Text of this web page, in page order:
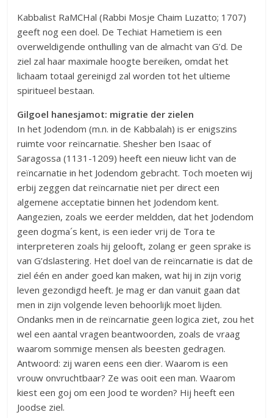
Kabbalist RaMCHal (Rabbi Mosje Chaim Luzatto; 1707)
geeft nog een doel. De Techiat Hametiem is een
overweldigende onthulling van de almacht van G’d. De
ziel zal haar maximale hoogte bereiken, omdat het
lichaam totaal gereinigd zal worden tot het ultieme
spiritueel bestaan.
Gilgoel hanesjamot: migratie der zielen
In het Jodendom (m.n. in de Kabbalah) is er enigszins
ruimte voor reïncarnatie. Shesher ben Isaac of
Saragossa (1131-1209) heeft een nieuw licht van de
reïncarnatie in het Jodendom gebracht. Toch moeten wij
erbij zeggen dat reïncarnatie niet per direct een
algemene acceptatie binnen het Jodendom kent.
Aangezien, zoals we eerder meldden, dat het Jodendom
geen dogma´s kent, is een ieder vrij de Tora te
interpreteren zoals hij gelooft, zolang er geen sprake is
van G’dslastering. Het doel van de reïncarnatie is dat de
ziel één en ander goed kan maken, wat hij in zijn vorig
leven gezondigd heeft. Je mag er dan vanuit gaan dat
men in zijn volgende leven behoorlijk moet lijden.
Ondanks men in de reïncarnatie geen logica ziet, zou het
wel een aantal vragen beantwoorden, zoals de vraag
waarom sommige mensen als beesten gedragen.
Antwoord: zij waren eens een dier. Waarom is een
vrouw onvruchtbaar? Ze was ooit een man. Waarom
kiest een goj om een Jood te worden? Hij heeft een
Joodse ziel.